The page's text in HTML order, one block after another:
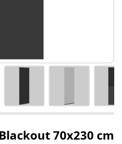
70x230 cm